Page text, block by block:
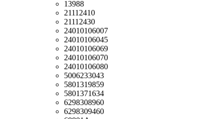
13988
21112410
21112430
24010106007
24010106045
24010106069
24010106070
24010106080
5006233043
5801319859
5801371634
6298308960
6298309460